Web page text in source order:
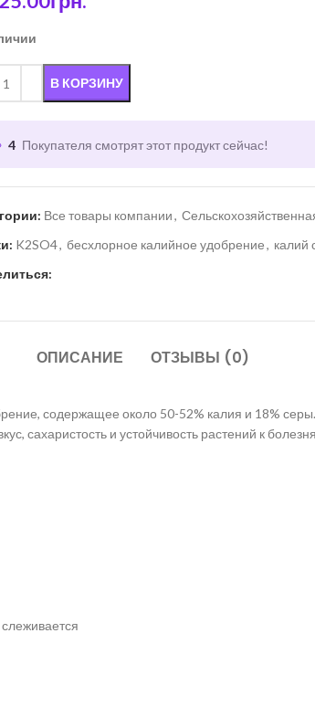
В КОРЗИНУ
4 Покупателя смотрят этот продукт сейчас!
Все товары компании,
K2SO4, бесхлорное калийное удобрение, калий
ОПИСАНИЕ ОТЗЫВЫ (0)
содержащее около 50-52% калия и 18%
сахаристость и устойчивость растений к